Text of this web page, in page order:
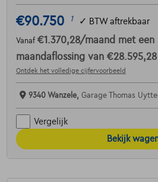
€90.750 1 ✓ BTW aftrekbaar
Vanaf €1.370,28/maand met een
maandaflossing van €28.595,28
Ontdek het volledige cijfervoorbeeld
9340 Wanzele, Garage Thomas
Vergelijk
Bekijk